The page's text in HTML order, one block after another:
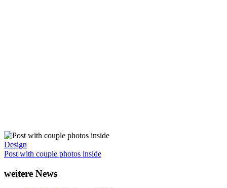
Design
Post with couple photos inside
weitere News